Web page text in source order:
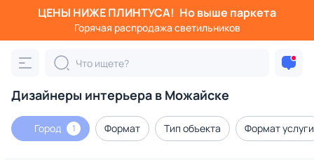
ЦЕНЫ НИЖЕ ПЛИНТУСА! Но выше паркета
Горячая распродажа светильников
Дизайнеры интерьера в Можайске
Город 1 Формат Тип объекта Формат услуги